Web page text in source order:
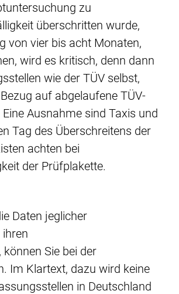
zu
überschritten wurde,
von vier bis acht Monaten,
wird es kritisch, denn dann
wie der TÜV selbst,
auf abgelaufene TÜV-
Ausnahme sind Taxis und
Tag des Überschreitens der
achten bei
der Prüfplakette.
Daten jeglicher
Sie bei der
Im Klartext, dazu wird keine
in Deutschland